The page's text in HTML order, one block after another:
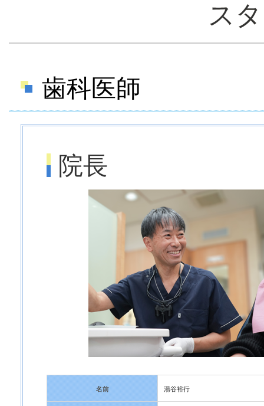
ス
歯科医師
院長
名前 湯谷裕行